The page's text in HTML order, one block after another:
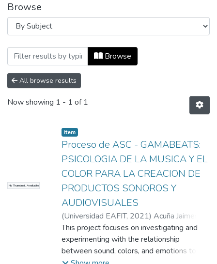
Browse
Browsing Informes de investigación by
Browse
All browse results
Now showing 1 - 1 of 1
No Thumbnail Available
Item
Proceso de ASC - GAMABEATS:
PSICOLOGIA DE LA MUSICA Y EL
COLOR PARA LA CREACION DE
PRODUCTOS SONOROS Y
AUDIOVISUALES
(Universidad EAFIT, 2021) Acuña Jaimes,
Karla Lorena;Chaverra Castaño, Yhilmar
Andrés;Gallego Ramírez José Eduard
Betancur Jaramillo, Pablo;Ramírez Rossi,
This project focuses on investigating and
experimenting with the relationship
between sound, colors, and emotions to